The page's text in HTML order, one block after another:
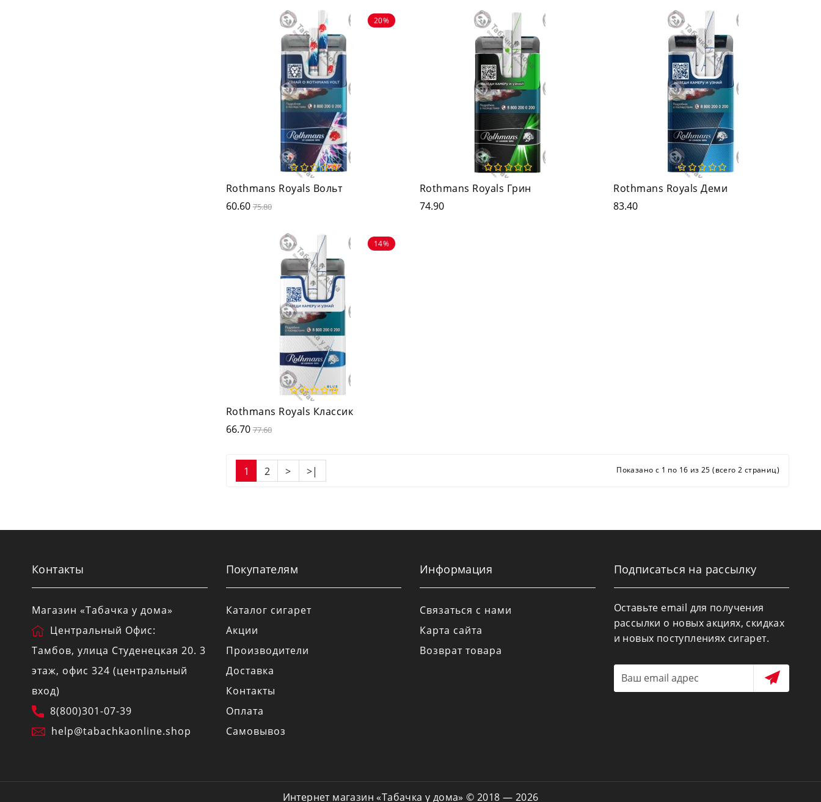
20%
Rothmans Royals Вольт
60.60 75.80
Rothmans Royals Грин
74.90
Rothmans Royals Деми
83.40
14%
Rothmans Royals Классик
66.70 77.60
1 2 > >| Показано с 1 по 16 из 25 (всего 2 страниц)
Контакты
Магазин «Табачка у дома»
Центральный Офис:
Тамбов, улица Студенецкая 20. 3
этаж, офис 324 (центральный
вход)
8(800)301-07-39
help@tabachkaonline.shop
Покупателям
Каталог сигарет
Акции
Производители
Доставка
Контакты
Оплата
Самовывоз
Информация
Связаться с нами
Карта сайта
Возврат товара
Подписаться на рассылку
Оставьте email для получения
рассылки о новых акциях, скидках
и новых поступлениях сигарет.
Интернет магазин «Табачка у дома» © 2018 — 2026